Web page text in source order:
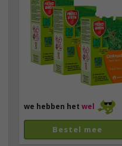
40,
we hebben het wel
Bestel mee